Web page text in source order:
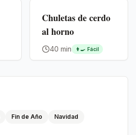
Chuletas de cerdo
al horno
40 min 👨‍🍳 Fácil
Fin de Año
Navidad